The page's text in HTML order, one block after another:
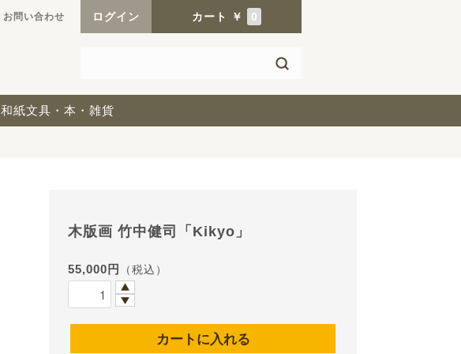
お問い合わせ ログイン カート ￥ 0
和紙文具・本・雑貨
木版画 竹中健司「Kikyo」
55,000円 （税込）